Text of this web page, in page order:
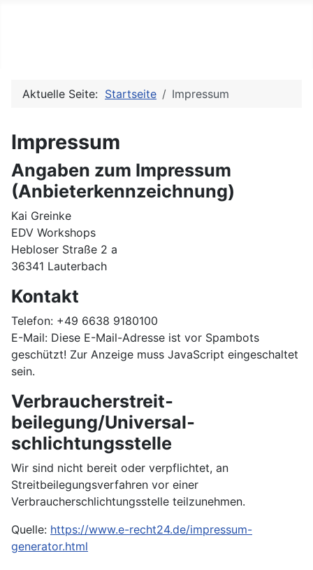
Aktuelle Seite: Startseite Impressum
Impressum
Angaben zum Impressum
(Anbieterkennzeichnung)
Kai Greinke
EDV Workshops
Hebloser Straße 2 a
36341 Lauterbach
Kontakt
Telefon: +49 6638 9180100
E-Mail: Diese E-Mail-Adresse ist vor Spambots
geschützt! Zur Anzeige muss JavaScript eingeschaltet
sein.
Verbraucher­streit­
beilegung/Universal­
schlichtungs­stelle
Wir sind nicht bereit oder verpflichtet, an
Streitbeilegungsverfahren vor einer
Verbraucherschlichtungsstelle teilzunehmen.
Quelle: https://www.e-recht24.de/impressum-
generator.html